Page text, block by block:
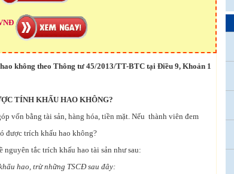
không theo Thông tư 45/2013/TT-BTC tại Điều 9, Khoản 1
TÍNH KHẤU HAO KHÔNG?
vốn bằng tài sản, hàng hóa, tiền mặt. Nếu thành viên đem
được trích khấu hao không?
tắc trích khấu hao tài sản như sau:
hao, trừ những TSCĐ sau đây: